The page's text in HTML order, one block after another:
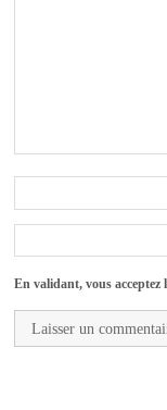
En validant, vous acceptez